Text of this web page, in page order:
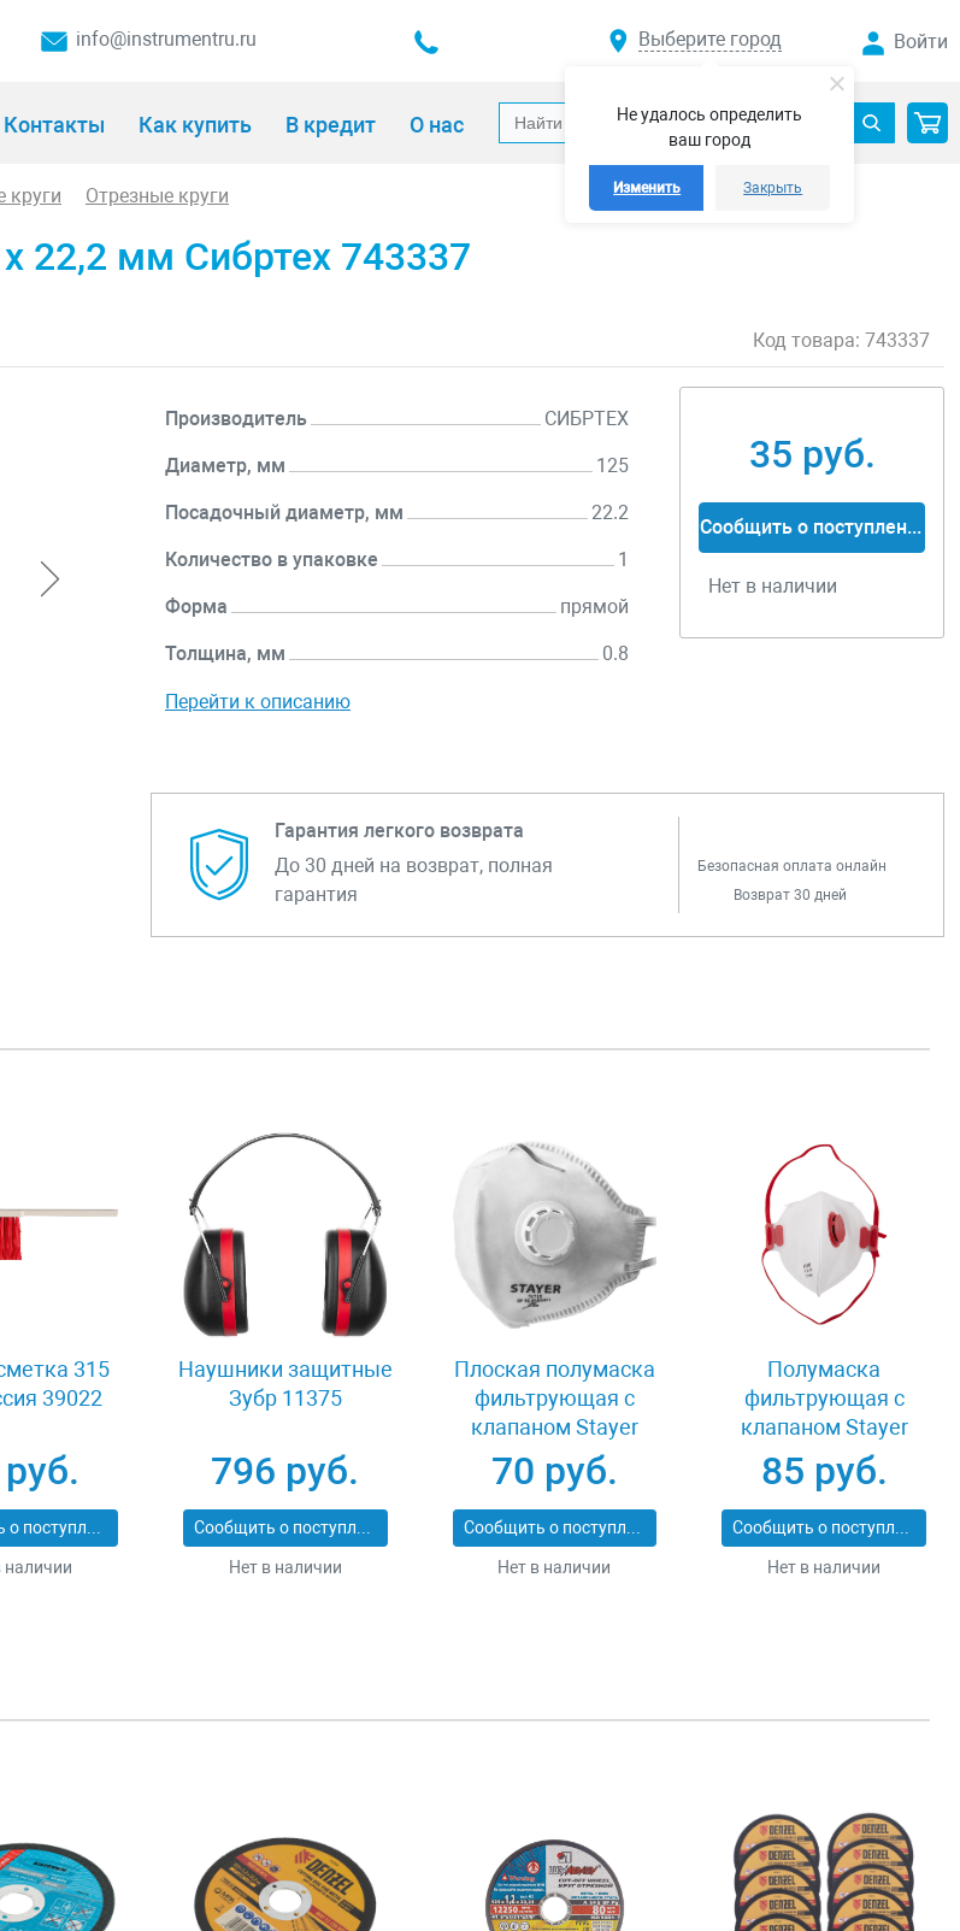
Не удалось определить
ваш город
Изменить Закрыть
info@instrumentru.ru Выберите город Войти
Контакты Как купить В кредит О нас
круги Отрезные круги
22,2 мм Сибртех 743337
Код товара: 743337
Производитель СИБРТЕХ
Диаметр, мм 125
Посадочный диаметр, мм 22.2
Количество в упаковке 1
Форма прямой
Толщина, мм 0.8
Перейти к описанию
35 руб.
Сообщить о поступлении
Нет в наличии
Гарантия легкого возврата
До 30 дней на возврат, полная
гарантия
Безопасная оплата онлайн
Возврат 30 дней
315
39022
Сообщить о поступлении
наличии
Наушники защитные
Зубр 11375
796 руб.
Сообщить о поступлении
Нет в наличии
Плоская полумаска
фильтрующая с
клапаном Stayer
11113_z01
70 руб.
Сообщить о поступлении
Нет в наличии
Полумаска
фильтрующая с
клапаном Stayer
MASTER 11116
85 руб.
Сообщить о поступлении
Нет в наличии